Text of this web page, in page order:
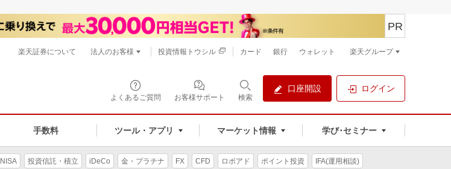
よくあるご質問 お客様サポート 検索
口座開設 ログイン
手数料 ツール・アプリ マーケット情報 学び･セミナー
PR
楽天証券について 法人のお客様 投資情報トウシル カード 銀行 ウォレット 楽天グループ
NISA 投資信託・積立 iDeCo 金・プラチナ FX CFD ロボアド ポイント投資 IFA(運用相談)